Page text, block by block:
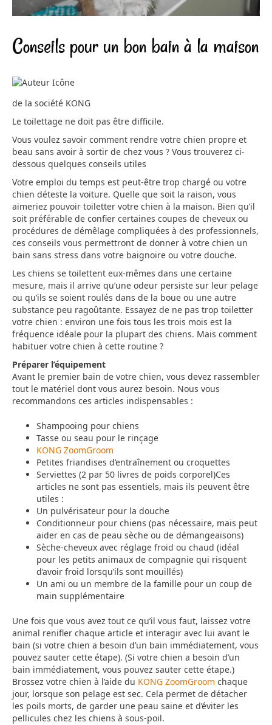
Conseils pour un bon bain à la maison
de la société KONG
Le toilettage ne doit pas être difficile.
Vous voulez savoir comment rendre votre chien propre et
beau sans avoir à sortir de chez vous ? Vous trouverez ci-
dessous quelques conseils utiles
Votre emploi du temps est peut-être trop chargé ou votre
chien déteste la voiture. Quelle que soit la raison, vous
aimeriez pouvoir toiletter votre chien à la maison. Bien qu’il
soit préférable de confier certaines coupes de cheveux ou
procédures de démêlage compliquées à des professionnels,
ces conseils vous permettront de donner à votre chien un
bain sans stress dans votre baignoire ou votre douche.
Les chiens se toilettent eux-mêmes dans une certaine
mesure, mais il arrive qu’une odeur persiste sur leur pelage
ou qu’ils se soient roulés dans de la boue ou une autre
substance peu ragoûtante. Essayez de ne pas trop toiletter
votre chien : environ une fois tous les trois mois est la
fréquence idéale pour la plupart des chiens. Mais comment
habituer votre chien à cette routine ?
Préparer l’équipement
Avant le premier bain de votre chien, vous devez rassembler
tout le matériel dont vous aurez besoin. Nous vous
recommandons ces articles indispensables :
Shampooing pour chiens
Tasse ou seau pour le rinçage
KONG ZoomGroom
Petites friandises d’entraînement ou croquettes
Serviettes (2 par 50 livres de poids corporel)Ces
articles ne sont pas essentiels, mais ils peuvent être
utiles :
Un pulvérisateur pour la douche
Conditionneur pour chiens (pas nécessaire, mais peut
aider en cas de peau sèche ou de démangeaisons)
Sèche-cheveux avec réglage froid ou chaud (idéal
pour les petits animaux de compagnie qui risquent
d’avoir froid lorsqu’ils sont mouillés)
Un ami ou un membre de la famille pour un coup de
main supplémentaire
Une fois que vous avez tout ce qu’il vous faut, laissez votre
animal renifler chaque article et interagir avec lui avant le
bain (si votre chien a besoin d’un bain immédiatement, vous
pouvez sauter cette étape). (Si votre chien a besoin d’un
bain immédiatement, vous pouvez sauter cette étape.)
Brossez votre chien à l’aide du KONG ZoomGroom chaque
jour, lorsque son pelage est sec. Cela permet de détacher
les poils morts, de garder une peau saine et d’éviter les
pellicules chez les chiens à sous-poil.